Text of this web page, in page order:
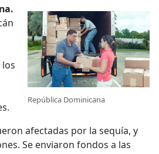
República Dominicana
afectadas por la sequía, y
Se enviaron fondos a las